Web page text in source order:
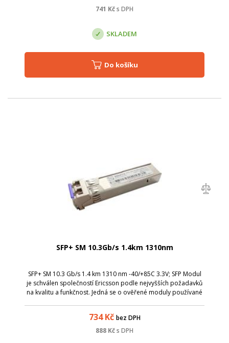
741 Kčs DPH
SKLADEM
Do košíku
SFP+ SM 10.3Gb/s 1.4km 1310nm
SFP+ SM 10.3 Gb/s 1.4 km 1310 nm -40/+85C 3.3V; SFP Modul
je schválen společností Ericsson podle nejvyšších požadavků
na kvalitu a funkčnost. Jedná se o ověřené moduly používané
734Kč bez DPH
888 Kčs DPH